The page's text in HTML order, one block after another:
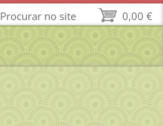
0,00 €
Procurar no site